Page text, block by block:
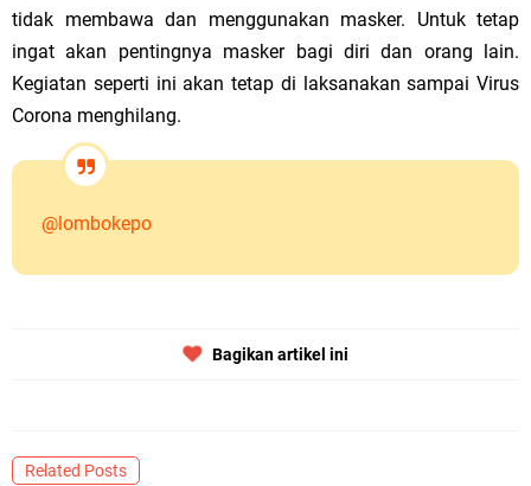
tidak membawa dan menggunakan masker. Untuk tetap
ingat akan pentingnya masker bagi diri dan orang lain.
Kegiatan seperti ini akan tetap di laksanakan sampai Virus
Corona menghilang.
@lombokepo
Bagikan artikel ini
Related Posts